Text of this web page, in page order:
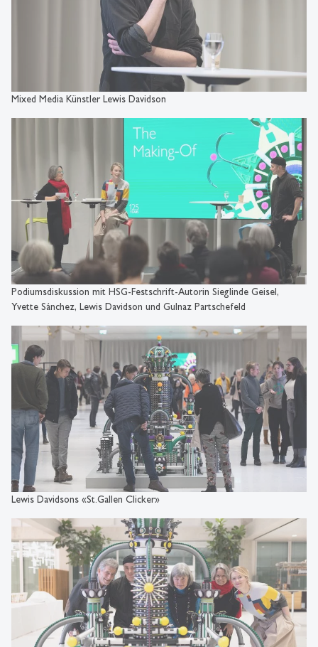
Mixed Media Künstler Lewis Davidson
Podiumsdiskussion mit HSG-Festschrift-Autorin Sieglinde Geisel,
Yvette Sánchez, Lewis Davidson und Gulnaz Partschefeld
Lewis Davidsons «St.Gallen Clicker»